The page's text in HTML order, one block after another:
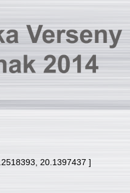
20.1397437 ]